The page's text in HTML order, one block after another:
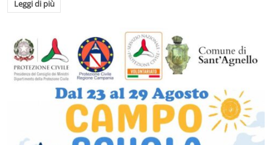
Leggi di più